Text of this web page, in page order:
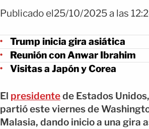
Publicado el25/10/2025 a las
Trump inicia gira asiática
Reunión con Anwar Ibrahim
Visitas a Japón y Corea
El presidentede Estados
partió este viernes de
Malasia, dando inicio a una gira